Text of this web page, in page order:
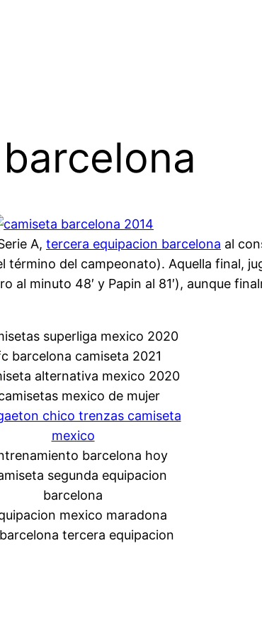
A, tercera equipacion barcelona al
del campeonato). Aquella final,
al minuto 48′ y Papin al 81′), aunque